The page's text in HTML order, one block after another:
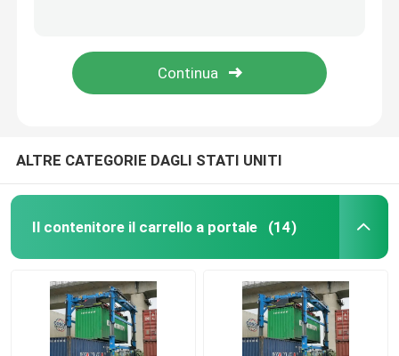
Marine Straddle Carrier
Cavalchi il sollevatore del contenitore
ALTRE CATEGORIE DAGLI STATI UNITI
Il contenitore il carrello a portale (14)